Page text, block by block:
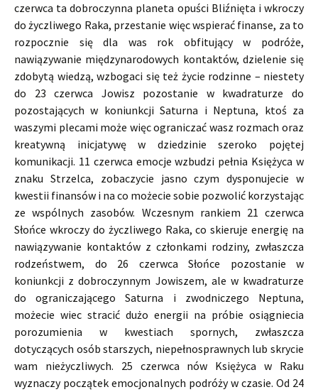
czerwca ta dobroczynna planeta opuści Bliźnięta i wkroczy
do życzliwego Raka, przestanie więc wspierać finanse, za to
rozpocznie się dla was rok obfitujący w podróże,
nawiązywanie międzynarodowych kontaktów, dzielenie się
zdobytą wiedzą, wzbogaci się też życie rodzinne – niestety
do 23 czerwca Jowisz pozostanie w kwadraturze do
pozostających w koniunkcji Saturna i Neptuna, ktoś za
waszymi plecami może więc ograniczać wasz rozmach oraz
kreatywną inicjatywę w dziedzinie szeroko pojętej
komunikacji. 11 czerwca emocje wzbudzi pełnia Księżyca w
znaku Strzelca, zobaczycie jasno czym dysponujecie w
kwestii finansów i na co możecie sobie pozwolić korzystając
ze wspólnych zasobów. Wczesnym rankiem 21 czerwca
Słońce wkroczy do życzliwego Raka, co skieruje energię na
nawiązywanie kontaktów z członkami rodziny, zwłaszcza
rodzeństwem, do 26 czerwca Słońce pozostanie w
koniunkcji z dobroczynnym Jowiszem, ale w kwadraturze
do ograniczającego Saturna i zwodniczego Neptuna,
możecie wiec stracić dużo energii na próbie osiągniecia
porozumienia w kwestiach spornych, zwłaszcza
dotyczących osób starszych, niepełnosprawnych lub skrycie
wam nieżyczliwych. 25 czerwca nów Księżyca w Raku
wyznaczy początek emocjonalnych podróży w czasie. Od 24